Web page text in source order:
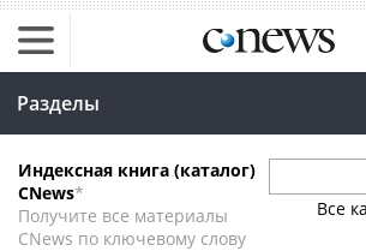
Разделы
Индексная книга (каталог)
CNews*
Получите все материалы
CNews по ключевому слову
Все